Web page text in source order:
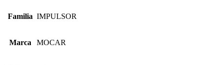
Familia IMPULSOR
Marca MOCAR